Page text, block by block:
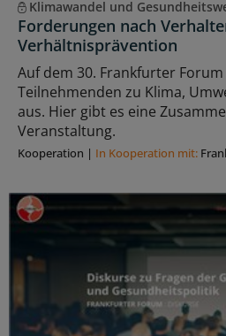
Klimawandel und
Forderungen nach
Verhältnisprävention
Auf dem 30. Frankfurter
Teilnehmenden zu Klima,
aus. Hier gibt es eine
Veranstaltung.
Kooperation | In Kooperation mit: